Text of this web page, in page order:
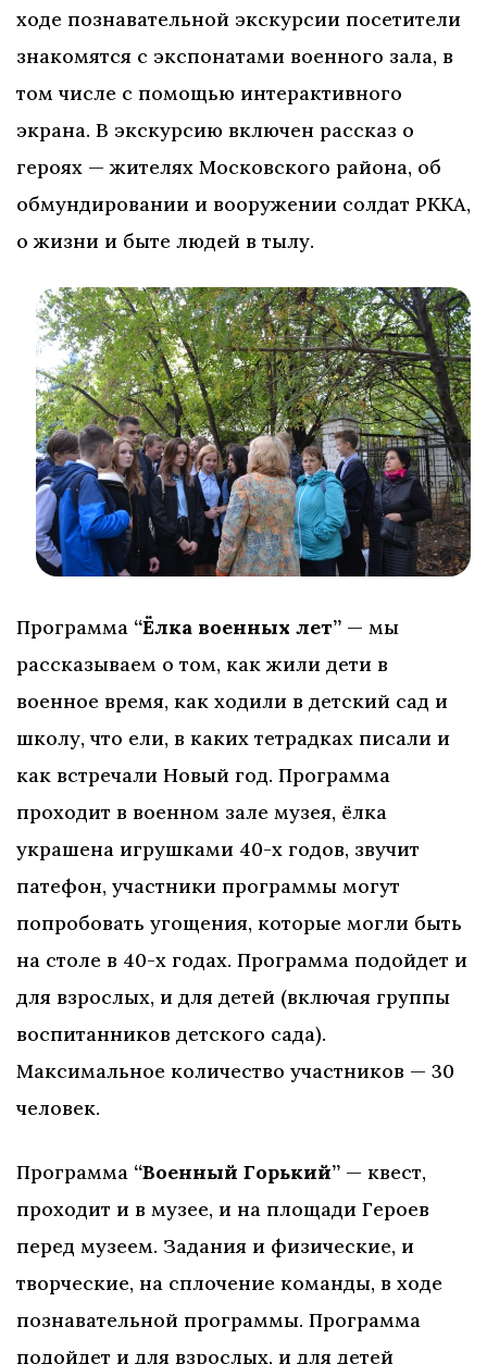
ходе познавательной экскурсии посетители
знакомятся с экспонатами военного зала, в
том числе с помощью интерактивного
экрана. В экскурсию включен рассказ о
героях — жителях Московского района, об
обмундировании и вооружении солдат РККА,
о жизни и быте людей в тылу.
Программа “Ёлка военных лет” — мы
рассказываем о том, как жили дети в
военное время, как ходили в детский сад и
школу, что ели, в каких тетрадках писали и
как встречали Новый год. Программа
проходит в военном зале музея, ёлка
украшена игрушками 40-х годов, звучит
патефон, участники программы могут
попробовать угощения, которые могли быть
на столе в 40-х годах. Программа подойдет и
для взрослых, и для детей (включая группы
воспитанников детского сада).
Максимальное количество участников — 30
человек.
Программа “Военный Горький” — квест,
проходит и в музее, и на площади Героев
перед музеем. Задания и физические, и
творческие, на сплочение команды, в ходе
познавательной программы. Программа
подойдет и для взрослых, и для детей